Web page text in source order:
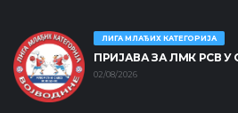
ЛИГА МЛАЂИХ КАТЕГОРИЈА
ПРИЈАВА ЗА ЛМК РСВ У
02/08/2026